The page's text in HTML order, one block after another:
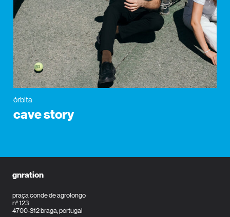
órbita
cave story
gnration
praça conde de agrolongo
n° 123
4700-312 braga, portugal